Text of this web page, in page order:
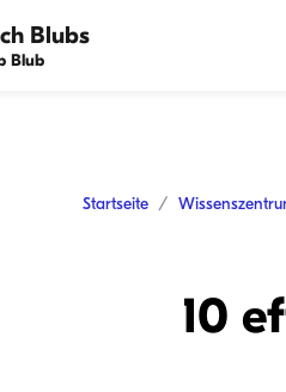
Blubs
Blub
Startseite
10